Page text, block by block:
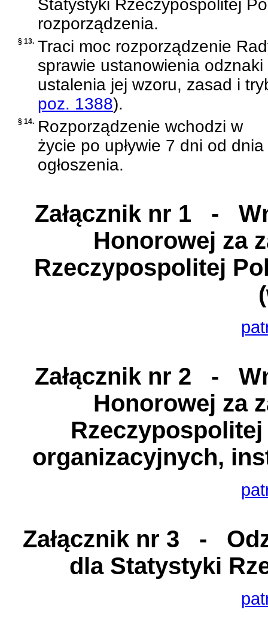
Statystyki Rzeczypospolitej
rozporządzenia.
§ 13. Traci moc rozporządzenie
sprawie ustanowienia odznaki
ustalenia jej wzoru, zasad i
poz. 1388).
§ 14. Rozporządzenie wchodzi w
życie po upływie 7 dni od dnia
ogłoszenia.
Załącznik nr 1 -
Honorowej za
Rzeczypospolitej
Załącznik nr 2 -
Honorowej za
organizacyjnych,
Załącznik nr 3 -
dla Statystyki